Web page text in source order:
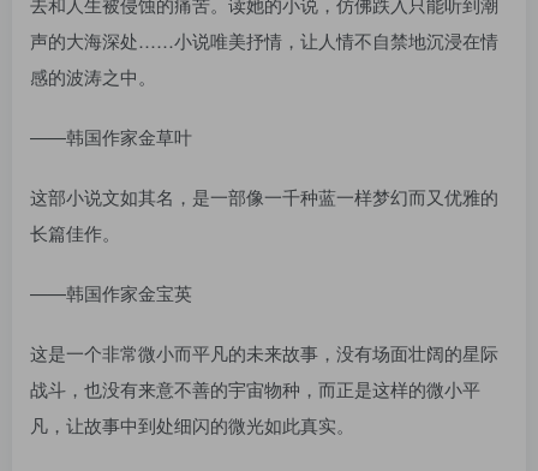
声的大海深处……小说唯美抒情，让人情不自禁地沉浸在情
感的波涛之中。
——韩国作家金草叶
这部小说文如其名，是一部像一千种蓝一样梦幻而又优雅的
长篇佳作。
——韩国作家金宝英
这是一个非常微小而平凡的未来故事，没有场面壮阔的星际
战斗，也没有来意不善的宇宙物种，而正是这样的微小平
凡，让故事中到处细闪的微光如此真实。